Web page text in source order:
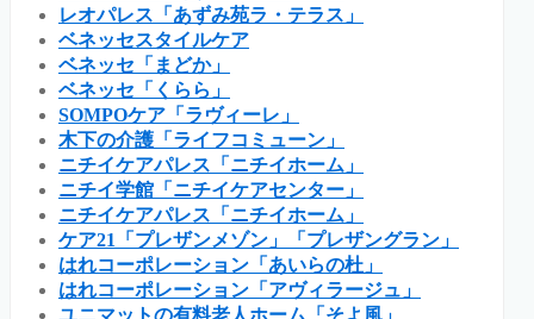
レオパレス「あずみ苑ラ・テラス」
ベネッセスタイルケア
ベネッセ「まどか」
ベネッセ「くらら」
SOMPOケア「ラヴィーレ」
木下の介護「ライフコミューン」
ニチイケアパレス「ニチイホーム」
ニチイ学館「ニチイケアセンター」
ニチイケアパレス「ニチイホーム」
ケア21「プレザンメゾン」「プレザングラン」
はれコーポレーション「あいらの杜」
はれコーポレーション「アヴィラージュ」
ユニマットの有料老人ホーム「そよ風」